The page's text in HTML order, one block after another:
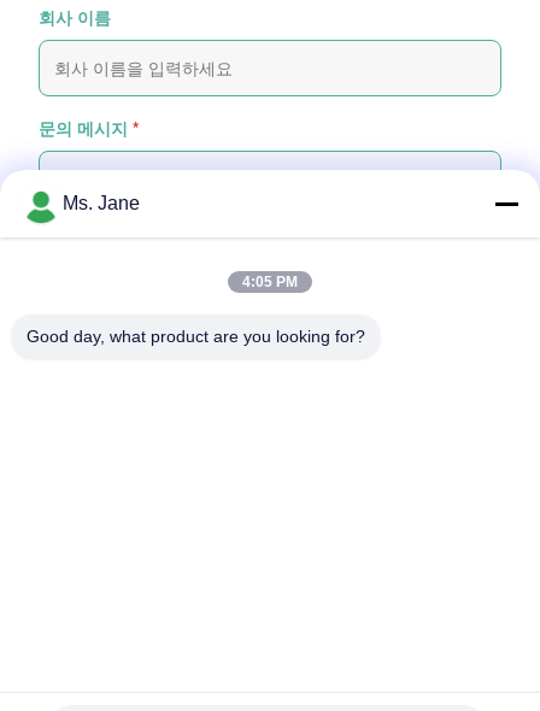
회사 이름
문의 메시지 *
파일 첨부
Ms. Jane
4:05 PM
Good day, what product are you looking for?